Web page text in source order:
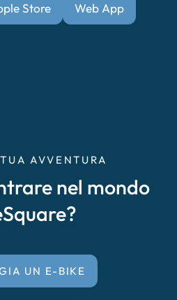
Store Web App
AVVENTURA
nel mondo
UN E-BIKE